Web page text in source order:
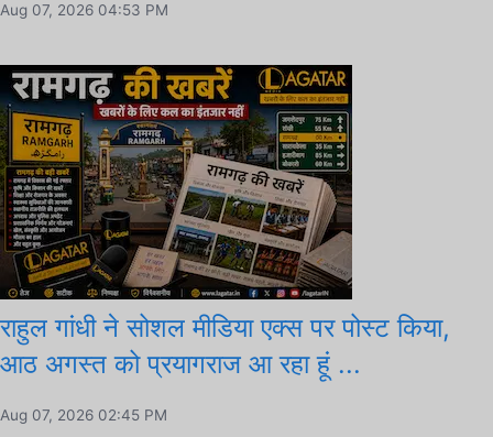
Aug 07, 2026 04:53 PM
राहुल गांधी ने सोशल मीडिया एक्स पर पोस्ट किया,
आठ अगस्त को प्रयागराज आ रहा हूं ...
Aug 07, 2026 02:45 PM